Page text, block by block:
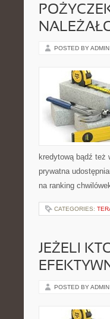
POSTED BY ADMIN
kredytową bądź też
prywatna
na ranking
CATEGORIES:
JEŻELI
POSTED BY ADMIN